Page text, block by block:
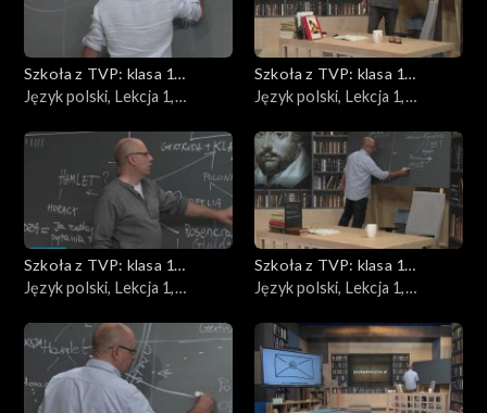
Szkoła z TVP: klasa 1
ponadpodstawowa
Język polski, Lekcja 1,
Szkoła z TVP: klasa 1
ponadpodstawowa
Język polski, Lekcja 1,
Szkoła z TVP: klasa 1
ponadpodstawowa
Język polski, Lekcja 1,
Szkoła z TVP: klasa 1
ponadpodstawowa
Język polski, Lekcja 1,